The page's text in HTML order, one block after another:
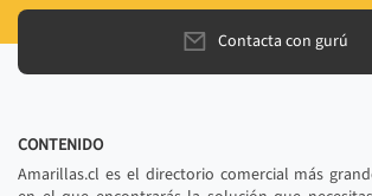
Contacta con gurú
CONTENIDO
Amarillas.cl es el directorio comercial más